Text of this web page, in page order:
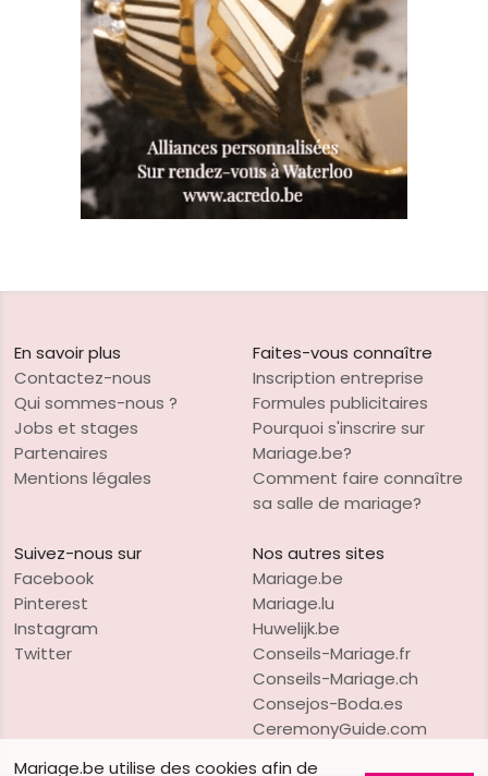
En savoir plus
Contactez-nous
Qui sommes-nous ?
Jobs et stages
Partenaires
Mentions légales
Faites-vous connaître
Inscription entreprise
Formules publicitaires
Pourquoi s'inscrire sur
Mariage.be?
Comment faire connaître
sa salle de mariage?
Suivez-nous sur
Facebook
Pinterest
Instagram
Twitter
Nos autres sites
Mariage.be
Mariage.lu
Huwelijk.be
Conseils-Mariage.fr
Conseils-Mariage.ch
Consejos-Boda.es
CeremonyGuide.com
Mariage.be utilise des cookies afin de